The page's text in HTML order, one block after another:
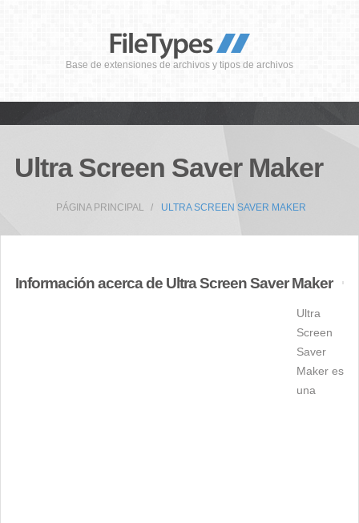
Base de extensiones de archivos y tipos de archivos
Ultra Screen Saver Maker
PÁGINA PRINCIPAL ULTRA SCREEN SAVER MAKER
Información acerca de Ultra Screen Saver Maker
Ultra
Screen
Saver
Maker es
una